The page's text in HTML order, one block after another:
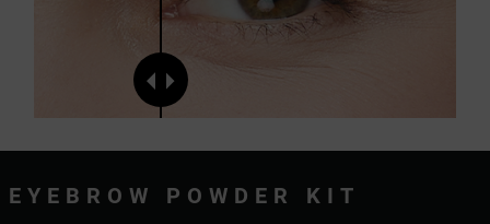
EYEBROW POWDER KIT